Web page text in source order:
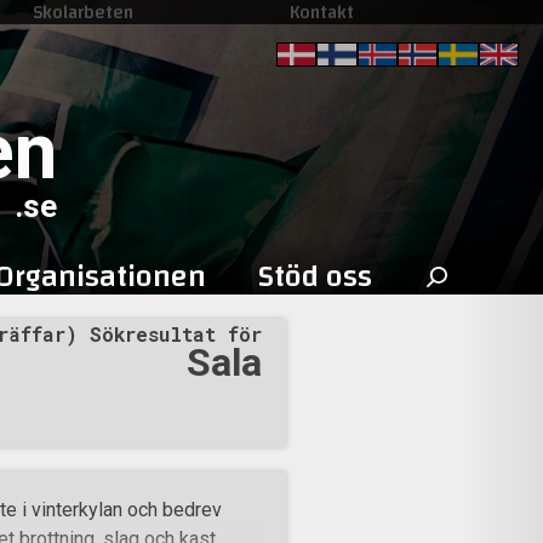
Skolarbeten Kontakt
.se
Stöd oss Sök
efter:
Sökresultat för
Sala
i vinterkylan och bedrev